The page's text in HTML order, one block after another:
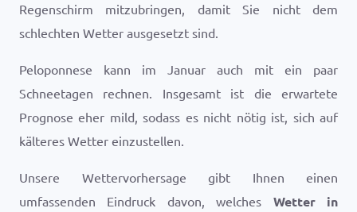
Regenschirm mitzubringen, damit Sie nicht dem
schlechten Wetter ausgesetzt sind.
Peloponnese kann im Januar auch mit ein paar
Schneetagen rechnen. Insgesamt ist die erwartete
Prognose eher mild, sodass es nicht nötig ist, sich auf
kälteres Wetter einzustellen.
Unsere Wettervorhersage gibt Ihnen einen
umfassenden Eindruck davon, welches Wetter in